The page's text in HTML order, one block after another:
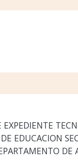
EDUCACION
DE